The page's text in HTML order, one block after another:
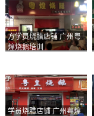
方学员烧腊店铺 广州粤
煌烧鹅培训
学员烧腊店铺 广州粤煌